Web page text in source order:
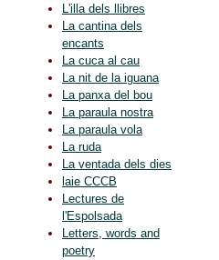
L'illa dels llibres
La cantina dels
encants
La cuca al cau
La nit de la iguana
La panxa del bou
La paraula nostra
La paraula vola
La ruda
La ventada dels dies
laie CCCB
Lectures de
l'Espolsada
Letters, words and
poetry